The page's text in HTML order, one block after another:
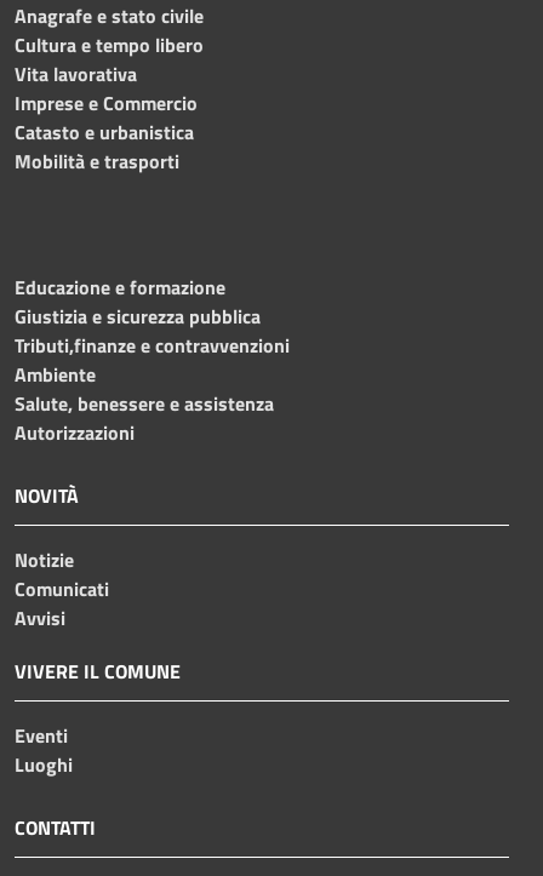
Anagrafe e stato civile
Cultura e tempo libero
Vita lavorativa
Imprese e Commercio
Catasto e urbanistica
Mobilità e trasporti
Educazione e formazione
Giustizia e sicurezza pubblica
Tributi,finanze e contravvenzioni
Ambiente
Salute, benessere e assistenza
Autorizzazioni
NOVITÀ
Notizie
Comunicati
Avvisi
VIVERE IL COMUNE
Eventi
Luoghi
CONTATTI